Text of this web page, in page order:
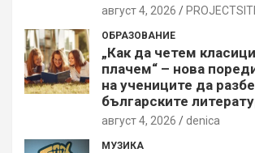
август 4, 2026
ОБРАЗОВАНИЕ
„Как да четем
плачем“ – нова
на учениците да
българските
август 4, 2026 denica
МУЗИКА